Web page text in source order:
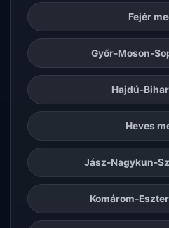
Fejér
Győr-Moson-
Hajdú-
Heves
Jász-Nagykun-
Komárom-